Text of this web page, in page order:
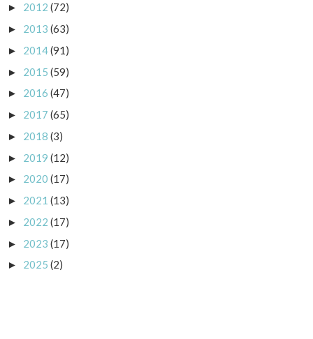
► 2012 (72)
► 2013 (63)
► 2014(91)
► 2015 (59)
► 2016 (47)
► 2017 (65)
► 2018 (3)
► 2019 (12)
► 2020 (17)
► 2021 (13)
► 2022 (17)
► 2023 (17)
► 2025 (2)